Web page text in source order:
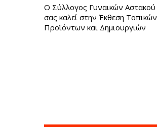
Ο Σύλλογος Γυναικών Αστακού
σας καλεί στην Έκθεση Τοπικών
Προϊόντων και Δημιουργιών